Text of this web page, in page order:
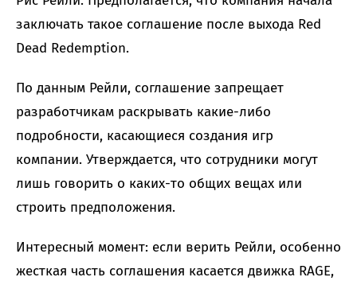
заключать такое соглашение после выхода Red
Dead Redemption.
По данным Рейли, соглашение запрещает
разработчикам раскрывать какие-либо
подробности, касающиеся создания игр
компании. Утверждается, что сотрудники могут
лишь говорить о каких-то общих вещах или
строить предположения.
Интересный момент: если верить Рейли, особенно
жесткая часть соглашения касается движка RAGE,